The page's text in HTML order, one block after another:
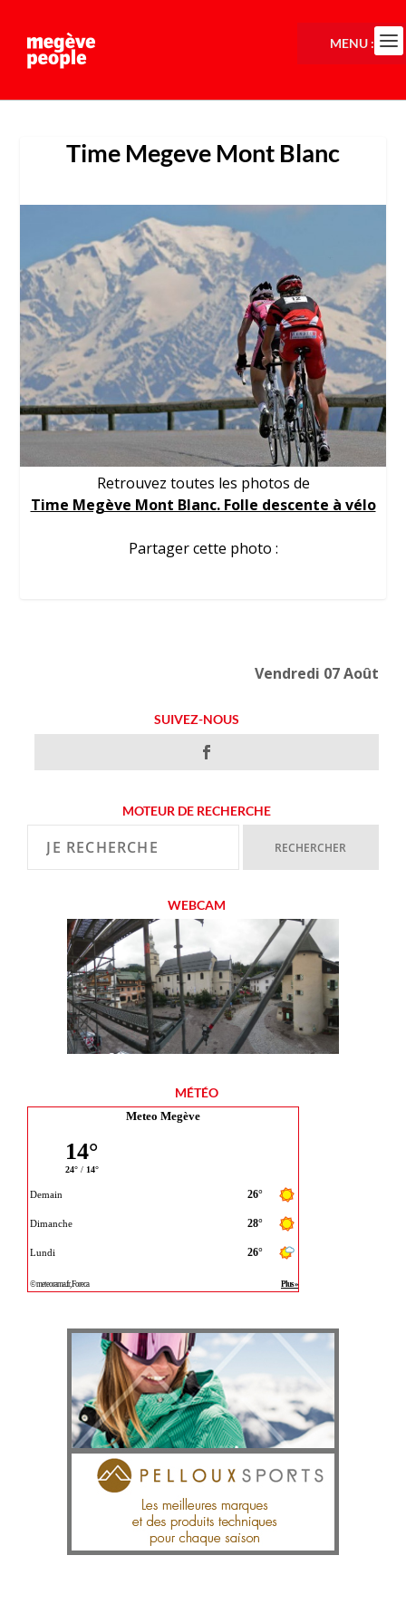
Time Megeve Mont Blanc
Retrouvez toutes les photos de
Time Megève Mont Blanc. Folle descente à vélo
Partager cette photo :
Vendredi 07 Août
SUIVEZ-NOUS
MOTEUR DE RECHERCHE
WEBCAM
MÉTÉO
Meteo Megève
MENU :